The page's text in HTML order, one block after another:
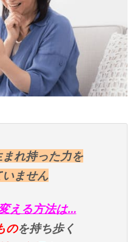
れ持った力を
ません
える方法は…
のを持ち歩く